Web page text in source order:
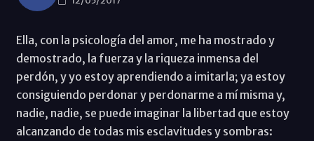
Ella, con la psicología del amor, me ha mostrado y
demostrado, la fuerza y la riqueza inmensa del
perdón, y yo estoy aprendiendo a imitarla; ya estoy
consiguiendo perdonar y perdonarme a mí misma y,
nadie, nadie, se puede imaginar la libertad que estoy
alcanzando de todas mis esclavitudes y sombras: